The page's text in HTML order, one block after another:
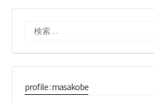
profile : masakobe